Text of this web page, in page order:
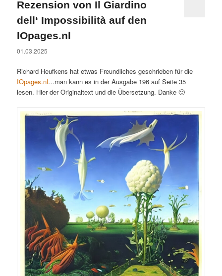
Rezension von Il Giardino
dell‘ Impossibilità auf den
IOpages.nl
01.03.2025
Richard Heufkens hat etwas Freundliches geschrieben für die
IOpages.nl…man kann es in der Ausgabe 196 auf Seite 35
lesen. Hier der Originaltext und die Übersetzung. Danke 🙂